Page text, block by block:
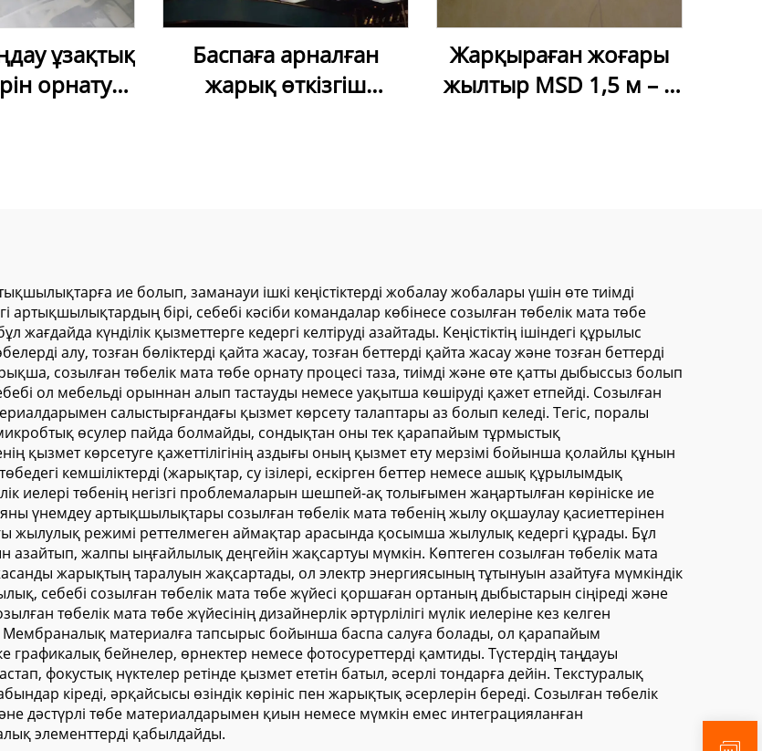
ұзақтық
орнату
Баспаға арналған
жарық өткізгіш
созылғыш таван
мембранасы
Жарқыраған жоғары
жылтыр MSD 1,5 м – 5
ие болып, заманауи ішкі кеңістіктерді жобалау жобалары үшін өте тиімді
бірі, себебі кәсіби командалар көбінесе созылған төбелік мата төбе
күнділік қызметтерге кедергі келтіруді азайтады. Кеңістіктің ішіндегі құрылыс
алу, тозған бөліктерді қайта жасау, тозған беттерді қайта жасау және тозған беттерді
созылған төбелік мата төбе орнату процесі таза, тиімді және өте қатты дыбыссыз болып
ол мебельді орыннан алып тастауды немесе уақытша көшіруді қажет етпейді. Созылған
салыстырғандағы қызмет көрсету талаптары аз болып келеді. Тегіс, поралы
өсулер пайда болмайды, сондықтан оны тек қарапайым тұрмыстық
қызмет көрсетуге қажеттілігінің аздығы оның қызмет ету мерзімі бойынша қолайлы құнын
кемшіліктерді (жарықтар, су ізілері, ескірген беттер немесе ашық құрылымдық
иелері төбенің негізгі проблемаларын шешпей-ақ толығымен жаңартылған көрініске ие
үнемдеу артықшылықтары созылған төбелік мата төбенің жылу оқшаулау қасиеттерінен
жылулық режимі реттелмеген аймақтар арасында қосымша жылулық кедергі құрады. Бұл
жалпы ыңғайлылық деңгейін жақсартуы мүмкін. Көптеген созылған төбелік мата
жарықтың таралуын жақсартады, ол электр энергиясының тұтынуын азайтуға мүмкіндік
себебі созылған төбелік мата төбе жүйесі қоршаған ортаның дыбыстарын сіңіреді және
төбелік мата төбе жүйесінің дизайнерлік әртүрлілігі мүлік иелеріне кез келген
Мембраналық материалға тапсырыс бойынша баспа салуға болады, ол қарапайым
графикалық бейнелер, өрнектер немесе фотосуреттерді қамтиды. Түстердің таңдауы
фокустық нүктелер ретінде қызмет ететін батыл, әсерлі тондарға дейін. Текстуралық
кіреді, әрқайсысы өзіндік көрініс пен жарықтық әсерлерін береді. Созылған төбелік
дәстүрлі төбе материалдарымен қиын немесе мүмкін емес интеграцияланған
элементтерді қабылдайды.